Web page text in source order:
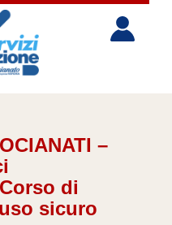
–
di
sicuro